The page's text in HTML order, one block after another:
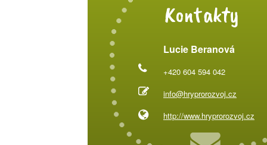
Kontakty
Lucie Beranová
+420 604 594 042
info@hryprorozvoj.cz
http://www.hryprorozvoj.cz